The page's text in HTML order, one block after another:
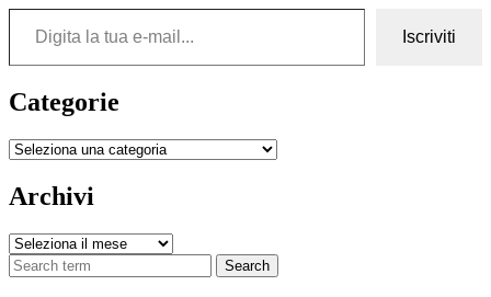
Digita la tua e-mail...
Iscriviti
Categorie
Categorie
Archivi
Archivi
Search